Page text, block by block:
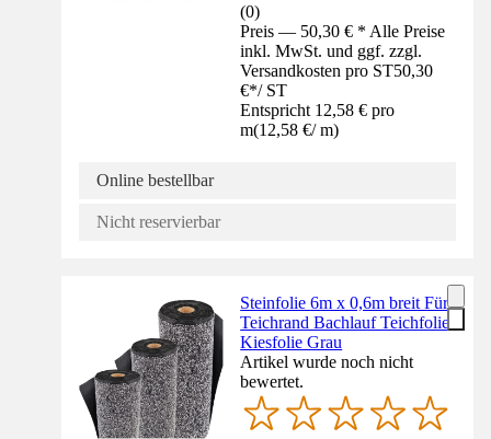
(0)
Preis — 50,30 € * Alle Preise
inkl. MwSt. und ggf. zzgl.
Versandkosten pro ST50,30
€*/ ST
Entspricht 12,58 € pro
m(12,58 €/ m)
Online bestellbar
Nicht reservierbar
Steinfolie 6m x 0,6m breit Für
Teichrand Bachlauf Teichfolie
Kiesfolie Grau
Artikel wurde noch nicht
bewertet.